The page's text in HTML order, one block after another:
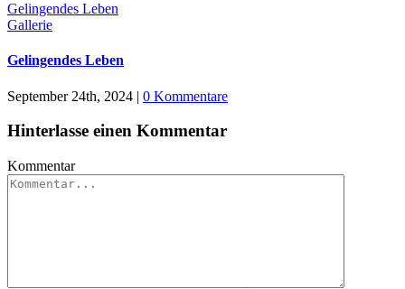
Gelingendes Leben
Gallerie
Gelingendes Leben
September 24th, 2024 | 0 Kommentare
Hinterlasse einen Kommentar
Kommentar